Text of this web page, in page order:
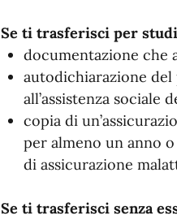
Se ti trasferisci per
documentazione che
autodichiarazione
all’assistenza sociale
copia di
per almeno un anno
di assicurazione
Se ti trasferisci senza